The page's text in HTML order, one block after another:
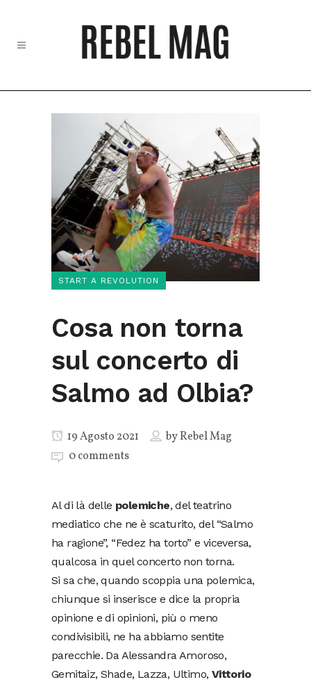
START A REVOLUTION
Cosa non torna
sul concerto di
Salmo ad Olbia?
19 Agosto 2021 byRebel Mag
0 comments
Al di là delle polemiche, del teatrino
mediatico che ne è scaturito, del “Salmo
ha ragione”, “Fedez ha torto” e viceversa,
qualcosa in quel concerto non torna.
Si sa che, quando scoppia una polemica,
chiunque si inserisce e dice la propria
opinione e di opinioni, più o meno
condivisibili, ne ha abbiamo sentite
parecchie. Da Alessandra Amoroso,
Gemitaiz, Shade, Lazza, Ultimo, Vittorio